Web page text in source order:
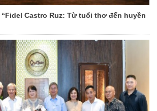
Castro Ruz: Từ tuổi thơ đến huyền